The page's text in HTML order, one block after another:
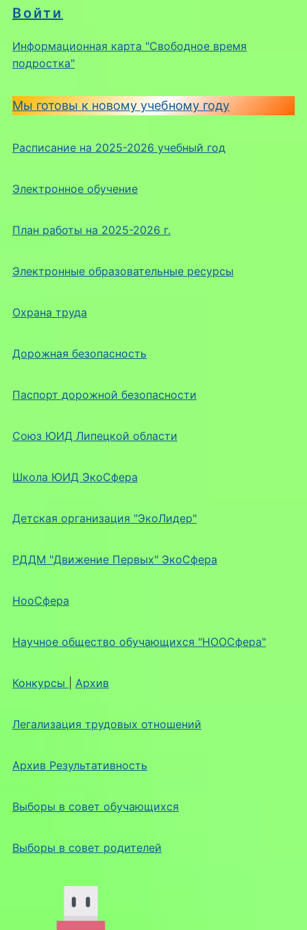
Войти
Информационная карта "Свободное время
подростка"
Мы готовы к новому учебному году
Расписание на 2025-2026 учебный год
Электронное обучение
План работы на 2025-2026 г.
Электронные образовательные ресурсы
Охрана труда
Дорожная безопасность
Паспорт дорожной безопасности
Союз ЮИД Липецкой области
Школа ЮИД ЭкоСфера
Детская организация "ЭкоЛидер"
РДДМ "Движение Первых" ЭкоСфера
НооСфера
Научное общество обучающихся "НООСфера"
Конкурсы Архив
Легализация трудовых отношений
Архив Результативность
Выборы в совет обучающихся
Выборы в совет родителей